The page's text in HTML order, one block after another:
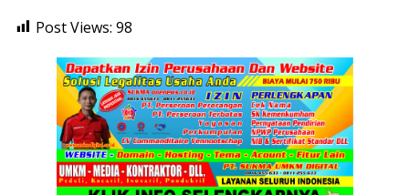
Post Views: 98